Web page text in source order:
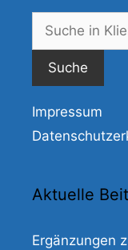
Impressum
Aktuelle
Ergänzungen